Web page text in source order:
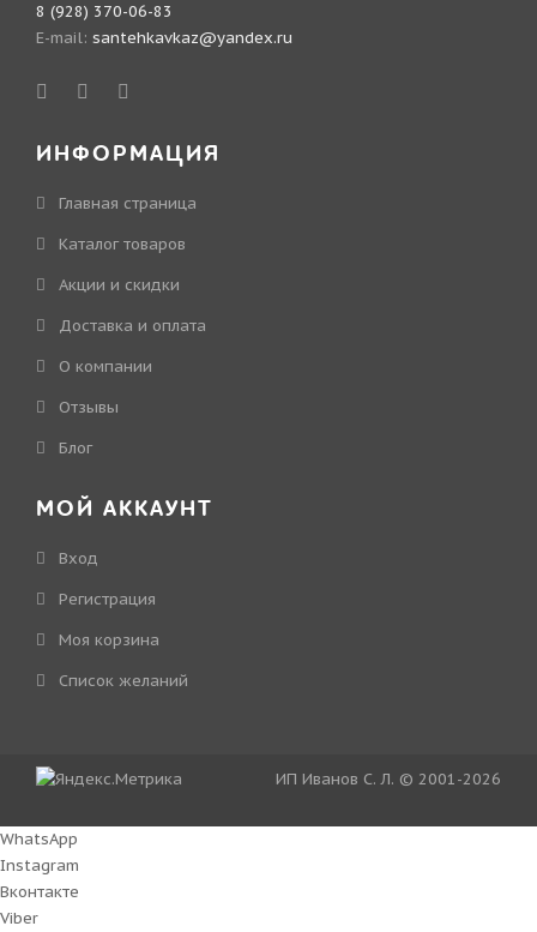
8 (928) 370-06-83
E-mail: santehkavkaz@yandex.ru
ИНФОРМАЦИЯ
Главная страница
Каталог товаров
Акции и скидки
Доставка и оплата
О компании
Отзывы
Блог
МОЙ АККАУНТ
Вход
Регистрация
Моя корзина
Cписок желаний
ИП Иванов С. Л. © 2001-2026
WhatsApp
Instagram
Вконтакте
Viber